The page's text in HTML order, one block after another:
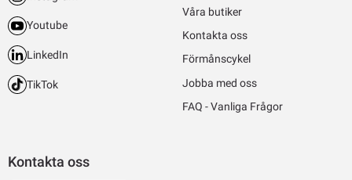
Kontakta oss
Youtube
LinkedIn
TikTok
Våra butiker
Kontakta oss
Förmånscykel
Jobba med oss
FAQ - Vanliga Frågor